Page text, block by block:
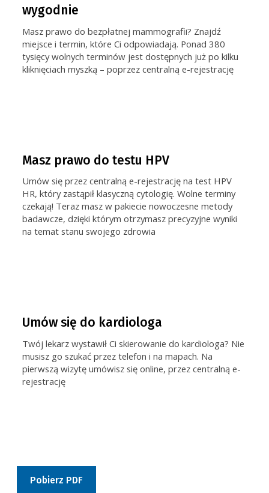
wygodnie
Masz prawo do bezpłatnej mammografii? Znajdź
miejsce i termin, które Ci odpowiadają. Ponad 380
tysięcy wolnych terminów jest dostępnych już po kilku
kliknięciach myszką – poprzez centralną e-rejestrację
Masz prawo do testu HPV
Umów się przez centralną e-rejestrację na test HPV
HR, który zastąpił klasyczną cytologię. Wolne terminy
czekają! Teraz masz w pakiecie nowoczesne metody
badawcze, dzięki którym otrzymasz precyzyjne wyniki
na temat stanu swojego zdrowia
Umów się do kardiologa
Twój lekarz wystawił Ci skierowanie do kardiologa? Nie
musisz go szukać przez telefon i na mapach. Na
pierwszą wizytę umówisz się online, przez centralną e-
rejestrację
Pobierz PDF